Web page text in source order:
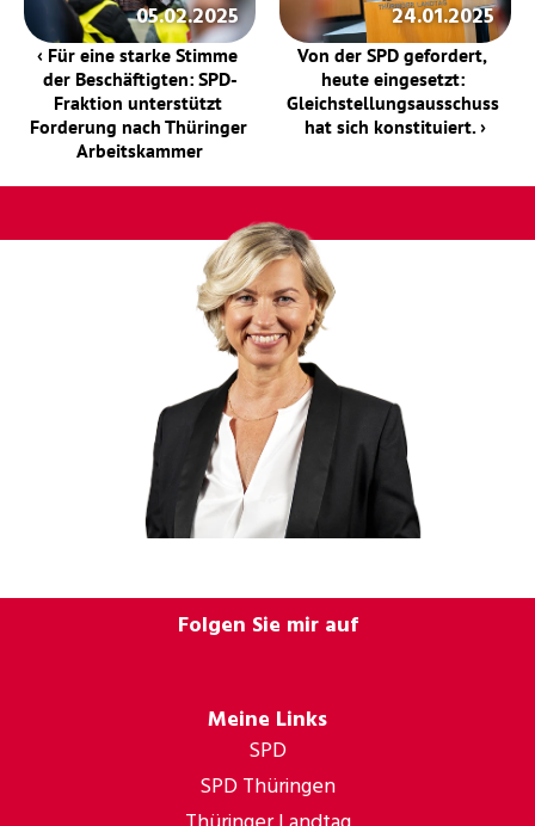
05.02.2025
‹ Für eine starke Stimme
der Beschäftigten: SPD-
Fraktion unterstützt
Forderung nach Thüringer
Arbeitskammer
24.01.2025
Von der SPD gefordert,
heute eingesetzt:
Gleichstellungsausschuss
hat sich konstituiert. ›
Folgen Sie mir auf
Meine Links
SPD
SPD Thüringen